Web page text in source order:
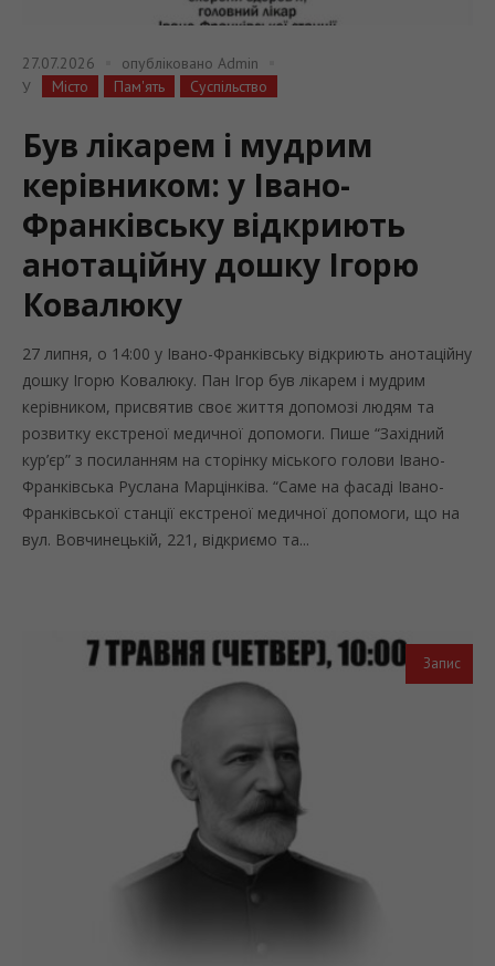
27.07.2026 опубліковано Admin
У
Місто Пам'ять Суспільство
Був лікарем і мудрим
керівником: у Івано-
Франківську відкриють
анотаційну дошку Ігорю
Ковалюку
27 липня, о 14:00 у Івано-Франківську відкриють анотаційну
дошку Ігорю Ковалюку. Пан Ігор був лікарем і мудрим
керівником, присвятив своє життя допомозі людям та
розвитку екстреної медичної допомоги. Пише “Західний
кур’єр” з посиланням на сторінку міського голови Івано-
Франківська Руслана Марцінківа. “Саме на фасаді Івано-
Франківської станції екстреної медичної допомоги, що на
вул. Вовчинецькій, 221, відкриємо та...
Запис